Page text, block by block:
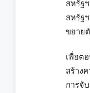
สหรัฐ
สหรัฐ
ขยาย
เพื่อต
สร้าง
การจั